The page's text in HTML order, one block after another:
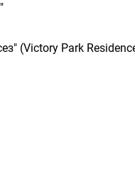
(Victory Park